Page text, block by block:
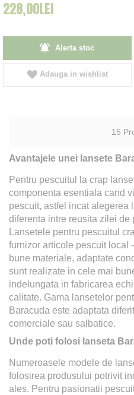
228,00LEI
Alerta stoc
Adauga in wishlist
15
Avantajele unei lansete
Pentru pescuitul la crap
componenta esentiala cand
pescuit, astfel incat alegerea
diferenta intre reusita zilei de
Lansetele pentru pescuitul
furnizor articole pescuit local
bune materiale, adaptate
sunt realizate in cele mai
indelungata in fabricarea
calitate. Gama lansetelor
Baracuda este adaptata
comerciale sau salbatice.
Unde poti folosi lanseta
Numeroasele modele de
folosirea produsului potrivit
ales. Pentru pasionatii